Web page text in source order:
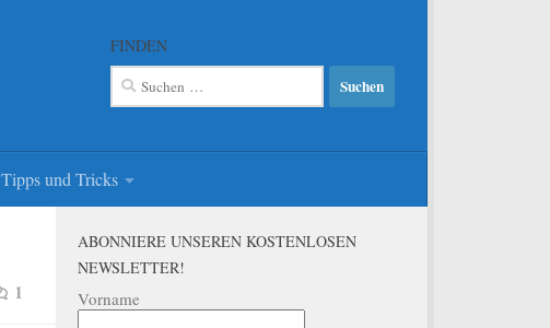
FINDEN
Suchen
nach:
Tipps und Tricks
1
ABONNIERE UNSEREN KOSTENLOSEN
NEWSLETTER!
Vorname